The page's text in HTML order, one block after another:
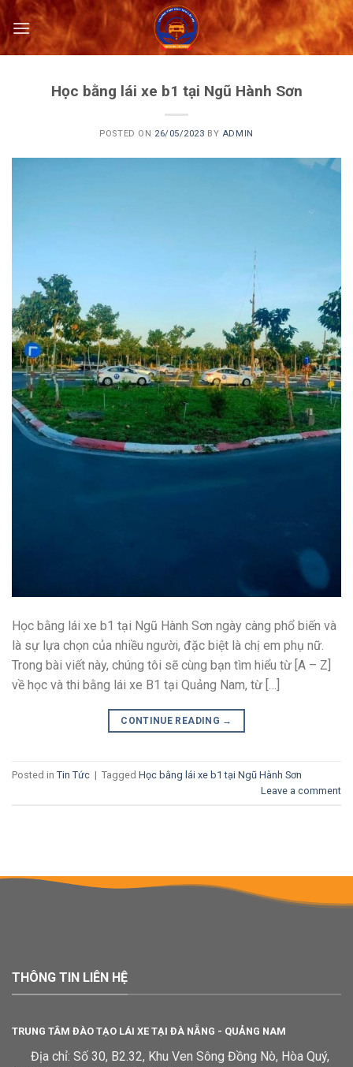
Skip
to
content
Học bằng lái xe b1 tại Ngũ Hành Sơn
POSTED ON 26/05/2023 BY ADMIN
Học bằng lái xe b1 tại Ngũ Hành Sơn ngày càng phổ biến và
là sự lựa chọn của nhiều người, đặc biệt là chị em phụ nữ.
Trong bài viết này, chúng tôi sẽ cùng bạn tìm hiểu từ [A – Z]
về học và thi bằng lái xe B1 tại Quảng Nam, từ […]
CONTINUE READING →
Posted in Tin Tức | Tagged Học bằng lái xe b1 tại Ngũ Hành Sơn
Leave a comment
THÔNG TIN LIÊN HỆ
TRUNG TÂM ĐÀO TẠO LÁI XE TẠI ĐÀ NẴNG - QUẢNG NAM
Địa chỉ: Số 30, B2.32, Khu Ven Sông Đồng Nò, Hòa Quý,